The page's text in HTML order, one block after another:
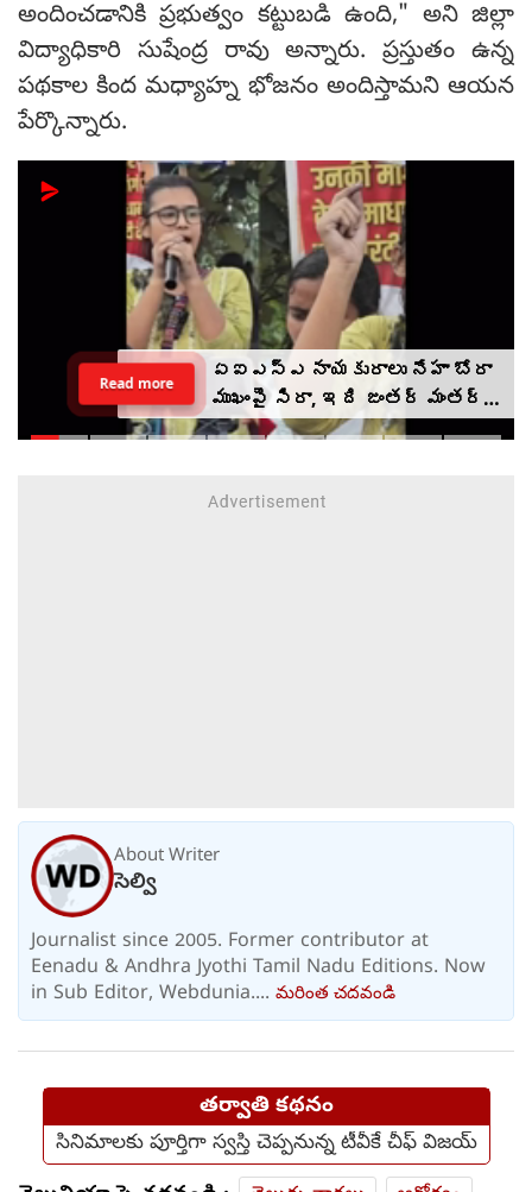
అందించడానికి ప్రభుత్వం కట్టుబడి ఉంది," అని జిల్లా
విద్యాధికారి సుషేంద్ర రావు అన్నారు. ప్రస్తుతం ఉన్న
పథకాల కింద మధ్యాహ్న భోజనం అందిస్తామని ఆయన
పేర్కొన్నారు.
ఏఐఎస్ఎ నాయకురాలు నేహా బోరా
ముఖంపై సిరా, ఇది జంతర్ మంతర్
కాదంటూ...
Read more
About Writer
సెల్వి
Journalist since 2005. Former contributor at
Eenadu & Andhra Jyothi Tamil Nadu Editions. Now
in Sub Editor, Webdunia.... మరింత చదవండి
తర్వాతి కథనం
సినిమాలకు పూర్తిగా స్వస్తి చెప్పనున్న టీవీకే చీఫ్ విజయ్